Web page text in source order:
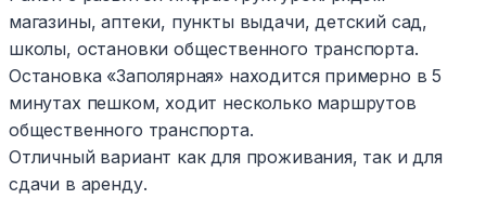
магазины, аптеки, пункты выдачи, детский сад,
школы, остановки общественного транспорта.
Остановка «Заполярная» находится примерно в 5
минутах пешком, ходит несколько маршрутов
общественного транспорта.
Отличный вариант как для проживания, так и для
сдачи в аренду.